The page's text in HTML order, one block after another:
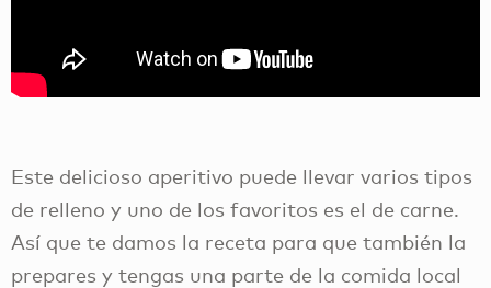
Este delicioso aperitivo puede llevar varios tipos
de relleno y uno de los favoritos es el de carne.
Así que te damos la receta para que también la
prepares y tengas una parte de la comida local